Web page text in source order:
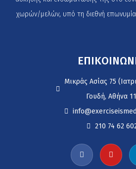
χωρών/μελών, υπό τη διεθνή επωνυμία
Μικράς Ασίας 75
Γουδή, Αθήνα
210 74 62